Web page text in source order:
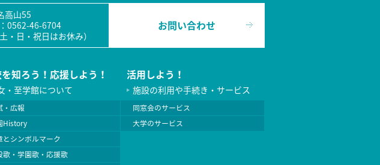
高山55
0562-46-6704
・日・祝日はお休み）
お問い合わせ
知ろう！応援しよう！
・至学館について
・広報
History
とシンボルマーク
歌・学園歌・応援歌
活用しよう！
施設の利用や手続き・サービス
同窓会のサービス
大学のサービス